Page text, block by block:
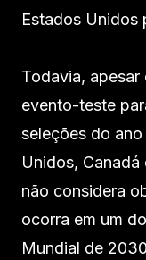
Estados Unidos
Todavia,
evento-teste
seleções do
Unidos,
não considera
ocorra em um
Mundial de